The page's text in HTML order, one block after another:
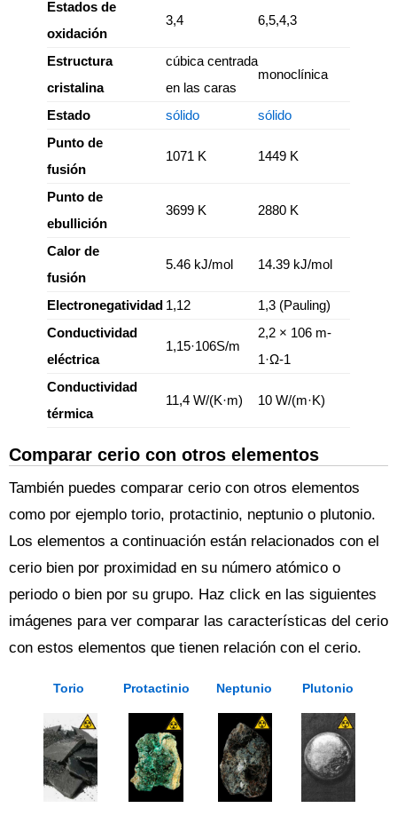
Estados de
oxidación
3,4 6,5,4,3
Estructura
cristalina
cúbica centrada
en las caras
monoclínica
Estado sólido
sólido
Punto de
fusión
1071 K 1449 K
Punto de
ebullición
3699 K 2880 K
Calor de
fusión
5.46 kJ/mol 14.39 kJ/mol
Electronegatividad 1,12
1,3 (Pauling)
Conductividad
eléctrica
1,15·106S/m
2,2 × 106 m-
1·Ω-1
Conductividad
térmica
11,4 W/(K·m) 10 W/(m·K)
Comparar cerio con otros elementos
También puedes comparar cerio con otros elementos
como por ejemplo torio, protactinio, neptunio o plutonio.
Los elementos a continuación están relacionados con el
cerio bien por proximidad en su número atómico o
periodo o bien por su grupo. Haz click en las siguientes
imágenes para ver comparar las características del cerio
con estos elementos que tienen relación con el cerio.
Torio Protactinio Neptunio Plutonio